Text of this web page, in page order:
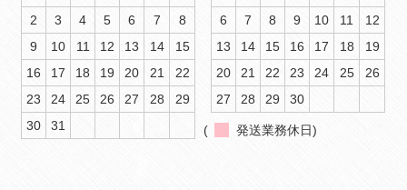
2
3 4 5 6 7
8
9
10 11 12 13 14
15
16
17 18 19 20 21
22
23
24 25 26 27 28
29
30
31
6
7 8 9 10 11
12
13
14 15 16 17 18
19
20
21 22 23 24 25
26
27
28 29 30
( 発送業務休日)